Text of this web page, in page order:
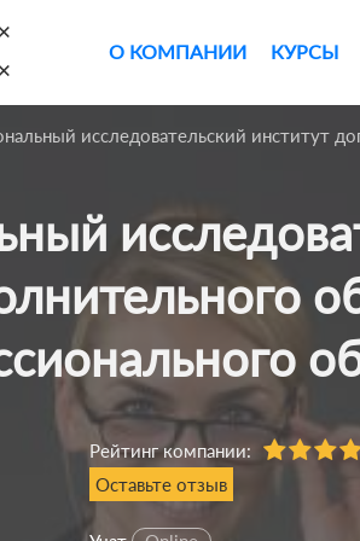
×
×
О КОМПАНИИ КУРСЫ
исследовательский институт
Рейтинг компании:
Оставьте отзыв